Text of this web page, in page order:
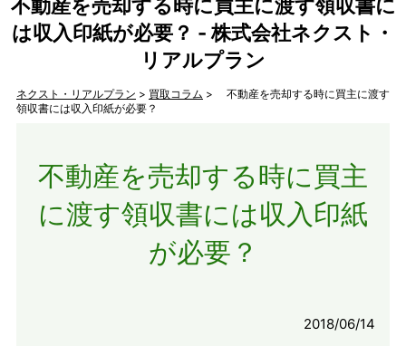
不動産を売却する時に買主に渡す領収書に
は収入印紙が必要？ - 株式会社ネクスト・
リアルプラン
ネクスト・リアルプラン > 買取コラム > 不動産を売却する時に買主に渡す
領収書には収入印紙が必要？
不動産を売却する時に買主
に渡す領収書には収入印紙
が必要？
2018/06/14